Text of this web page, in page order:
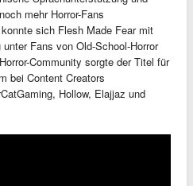
mehr Horror-Fans
sich Flesh Made Fear mit
Fans von Old-School-Horror
Community sorgte der Titel für
bei Content Creators
Hollow, Elajjaz und